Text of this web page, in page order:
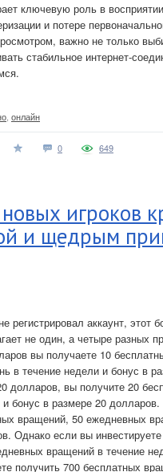
ключевую роль в
и потере
важно не только
стабильное интернет-
онлайн
0 649
игроков
и щедрым
регистрировал аккаунт, этот
не один, а четыре разных
вы получаете 10
в течение недели и бонус в
долларов, вы получите 20
бонус в размере 20
вращений, 50 ежедневных
Однако если вы
вращений в течение
получить 700 бесплатных